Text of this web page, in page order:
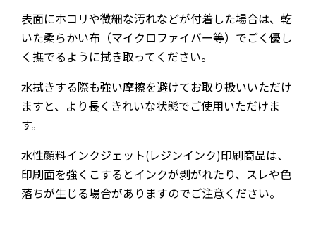
表面にホコリや微細な汚れなどが付着した場合は、乾
いた柔らかい布（マイクロファイバー等）でごく優し
く撫でるように拭き取ってください。
水拭きする際も強い摩擦を避けてお取り扱いいただけ
ますと、より長くきれいな状態でご使用いただけま
す。
水性顔料インクジェット(レジンインク)印刷商品は、
印刷面を強くこするとインクが剥がれたり、スレや色
落ちが生じる場合がありますのでご注意ください。